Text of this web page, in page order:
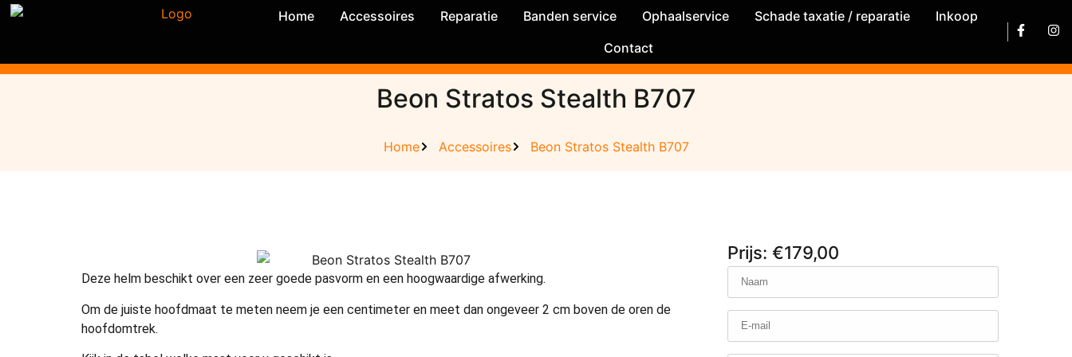
Home Accessoires Reparatie Banden service Ophaalservice Schade taxatie / reparatie
Inkoop
Contact
Beon Stratos Stealth B707
Home Accessoires Beon Stratos Stealth B707
Prijs: €179,00
Deze helm beschikt over een zeer goede pasvorm en een hoogwaardige afwerking.
Om de juiste hoofdmaat te meten neem je een centimeter en meet dan ongeveer 2 cm boven de oren de
hoofdomtrek.